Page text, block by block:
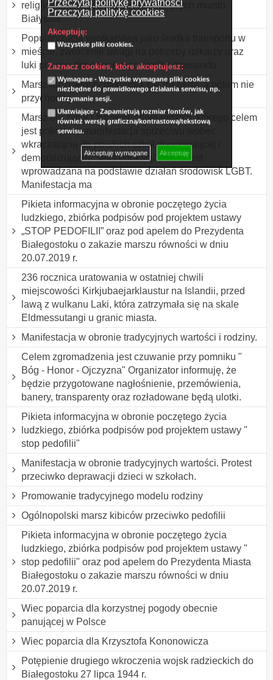
Przeczytaj politykę prywatności
Przeczytaj politykę cookies
Akceptuję:
Wszystkie pliki cookies.
Zaznacz cookies, które akceptujesz:
Wymagane - Wszystkie wymagane pliki cookies
niezbędne do prawidłowego działania serwisu, np.
utrzymanie sesji.
Ułatwiające - Zapamiętują rozmiar fontów, jak
również wersję graficzną/kontrastową/tekstową
serwisu.
Akceptuję wymagane Akceptuję
religijnych chrześcijan zamieszkujących miasto
Białystok
Popularyzacja wrotkarstwa jako środka transportu w
mieście, zwrócenie uwagi na potrzeby rolkarzy oraz
luki prawne dotyczące tego środka transportu
Marsz ludzi, którzy deklarują się, że będą, a potem nie
przychodzą.
Marsz dla życia i zdrowej, silnej rodziny, którego celem
jest pokojowa manifestacja sprzeciwu wobec
wkraczającej do polskich szkół deprawującej i
demoralizującej "seks edukacji", która jest
wprowadzana na podstawie działań środowisk LGBT.
Manifestacja ma
Pikieta informacyjna w obronie poczętego życia
ludzkiego, zbiórka podpisów pod projektem ustawy
„STOP PEDOFILII” oraz pod apelem do Prezydenta
Białegostoku o zakazie marszu równości w dniu
20.07.2019 r.
236 rocznica uratowania w ostatniej chwili
miejscowości Kirkjubaejarklaustur na Islandii, przed
lawą z wulkanu Laki, która zatrzymała się na skale
Eldmessutangi u granic miasta.
Manifestacja w obronie tradycyjnych wartości i rodziny.
Celem zgromadzenia jest czuwanie przy pomniku "
Bóg - Honor - Ojczyzna" Organizator informuję, że
będzie przygotowane nagłośnienie, przemówienia,
banery, transparenty oraz rozładowane będą ulotki.
Pikieta informacyjna w obronie poczętego życia
ludzkiego, zbiórka podpisów pod projektem ustawy "
stop pedofilii"
Manifestacja w obronie tradycyjnych wartości. Protest
przeciwko deprawacji dzieci w szkołach.
Promowanie tradycyjnego modelu rodziny
Ogólnopolski marsz kibiców przeciwko pedofilii
Pikieta informacyjna w obronie poczętego życia
ludzkiego, zbiórka podpisów pod projektem ustawy "
stop pedofilii" oraz pod apelem do Prezydenta Miasta
Białegostoku o zakazie marszu równości w dniu
20.07.2019 r.
Wiec poparcia dla korzystnej pogody obecnie
panującej w Polsce
Wiec poparcia dla Krzysztofa Kononowicza
Potępienie drugiego wkroczenia wojsk radzieckich do
Białegostoku 27 lipca 1944 r.